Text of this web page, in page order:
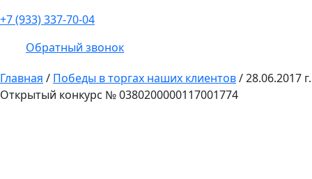
+7 (933) 337-70-04
Обратный звонок
Главная / Победы в торгах наших клиентов/28.06.2017 г.
Открытый конкурс № 0380200000117001774